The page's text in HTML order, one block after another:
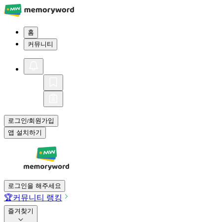
홈
커뮤니티
로그인/회원가입
앱 설치하기
로그인을 해주세요
🏆커뮤니티 랭킹
즐겨찾기